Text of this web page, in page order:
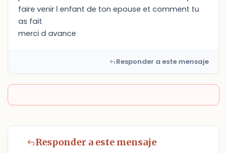
faire venir l enfant de ton epouse et comment tu
as fait
merci d avance
Responder a este mensaje
Responder a este mensaje